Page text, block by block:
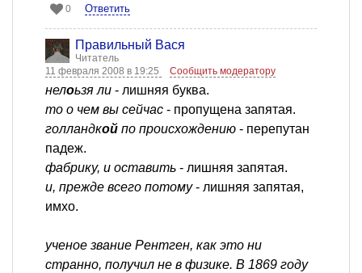
0 Ответить
Правильный Вася
Читатель
11 февраля 2008 в 19:25
Сообщить модератору
нелоьзя ли - лишняя буква.
то о чем вы сейчас - пропущена запятая.
голландкой по происхождению - перепутан
падеж.
фабрику, и оставить - лишняя запятая.
и, прежде всего потому- лишняя запятая,
имхо.
ученое звание Рентген, как это ни
странно, получил не в физике. В 1869 году